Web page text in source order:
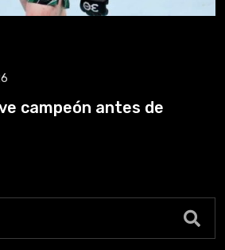
campeón antes de